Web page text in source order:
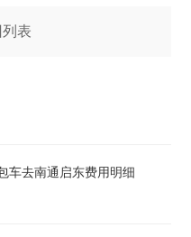
表
车去南通启东费用明细